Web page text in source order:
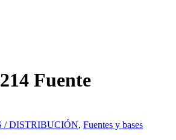
Fuente
/ DISTRIBUCIÓN, Fuentes y bases